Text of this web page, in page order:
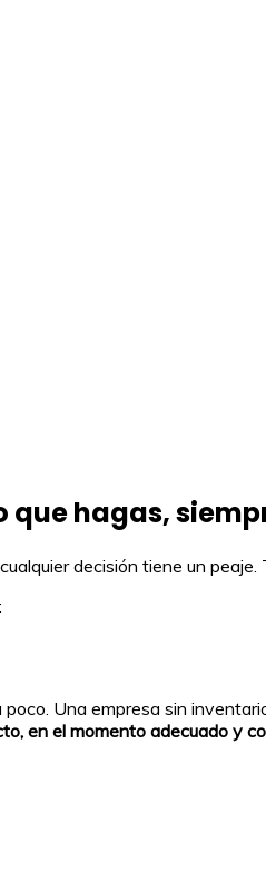
hagas,
decisión tiene un
Una empresa sin
en el momento adecuado y